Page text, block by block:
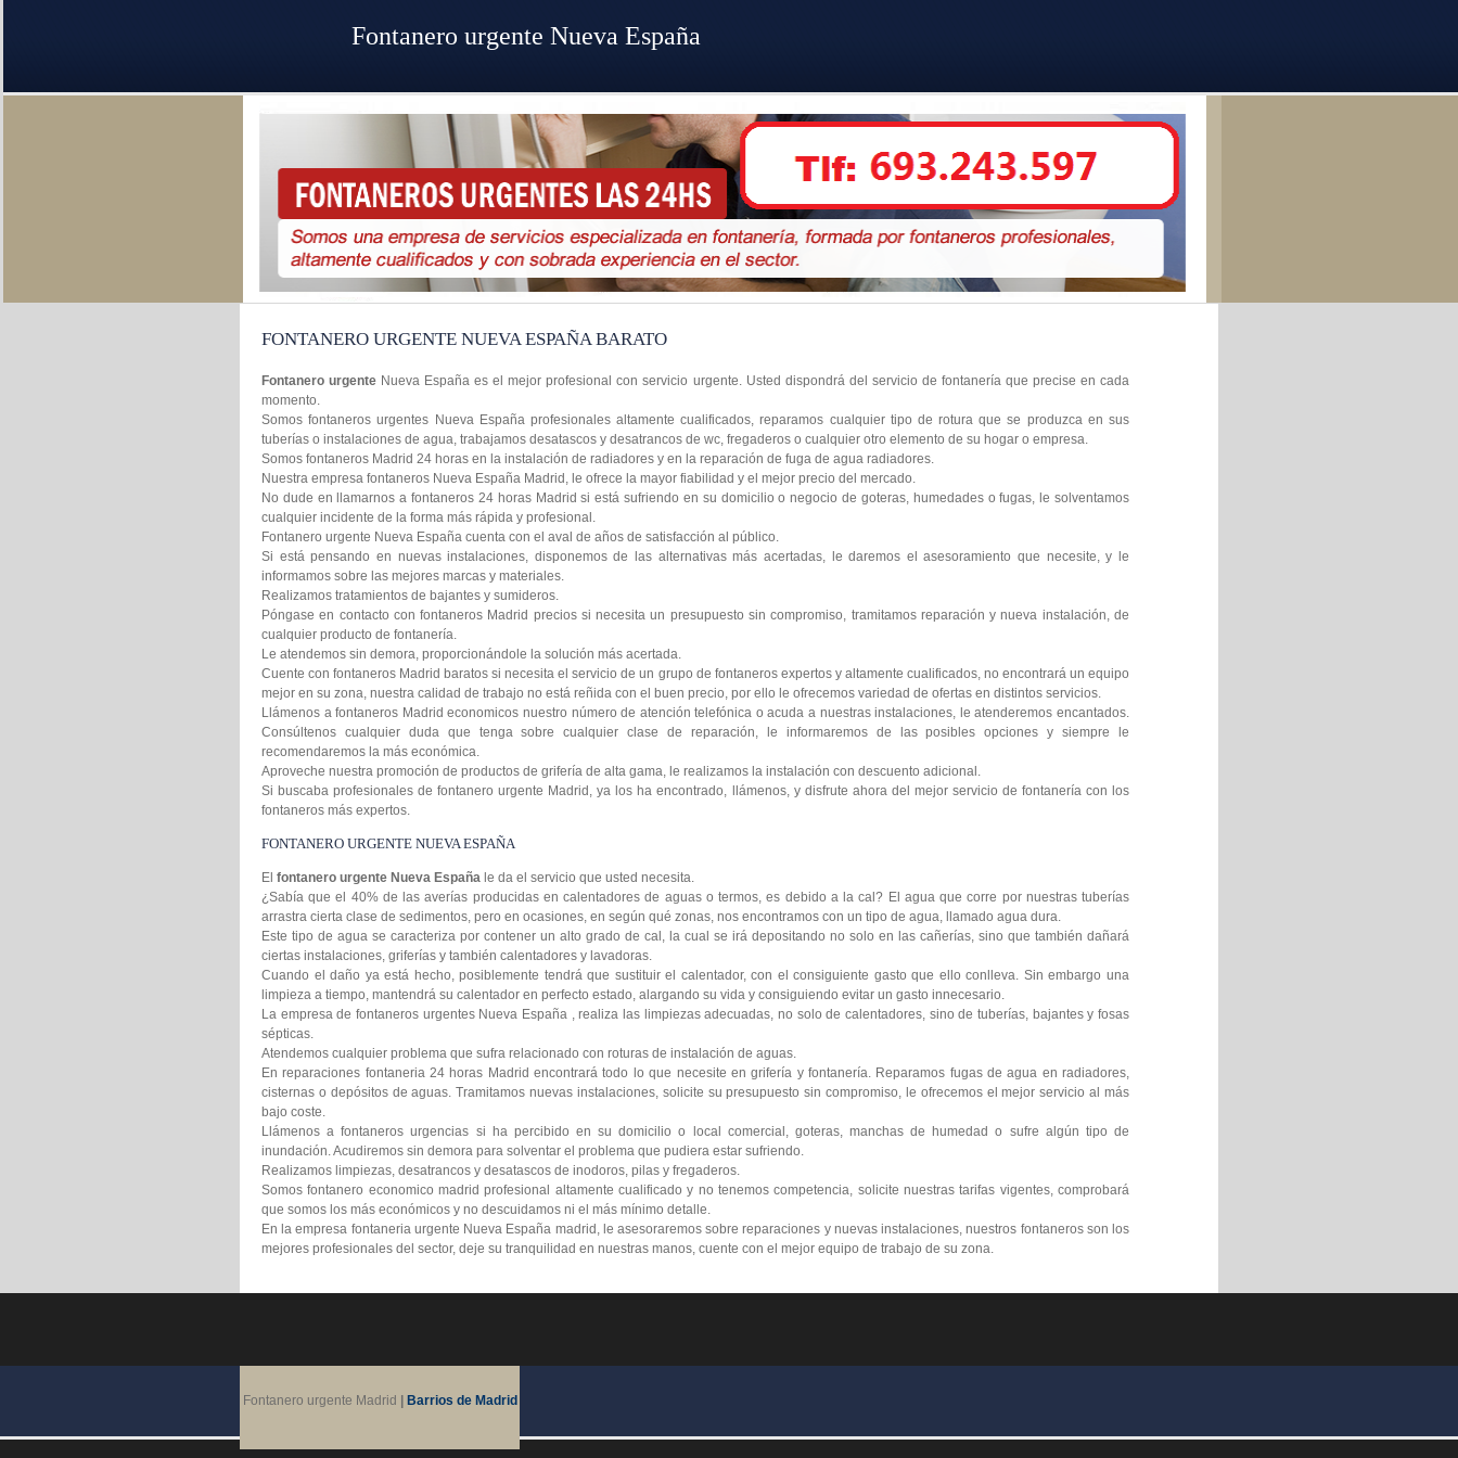
FONTANERO URGENTE NUEVA ESPAÑA BARATO
Fontanero urgente Nueva España es el mejor profesional con servicio urgente. Usted dispondrá del servicio de fontanería que precise en cada
momento.
Somos fontaneros urgentes Nueva España profesionales altamente cualificados, reparamos cualquier tipo de rotura que se produzca en sus
tuberías o instalaciones de agua, trabajamos desatascos y desatrancos de wc, fregaderos o cualquier otro elemento de su hogar o empresa.
Somos fontaneros Madrid 24 horas en la instalación de radiadores y en la reparación de fuga de agua radiadores.
Nuestra empresa fontaneros Nueva España Madrid, le ofrece la mayor fiabilidad y el mejor precio del mercado.
No dude en llamarnos a fontaneros 24 horas Madrid si está sufriendo en su domicilio o negocio de goteras, humedades o fugas, le solventamos
cualquier incidente de la forma más rápida y profesional.
Fontanero urgente Nueva España cuenta con el aval de años de satisfacción al público.
Si está pensando en nuevas instalaciones, disponemos de las alternativas más acertadas, le daremos el asesoramiento que necesite, y le
informamos sobre las mejores marcas y materiales.
Realizamos tratamientos de bajantes y sumideros.
Póngase en contacto con fontaneros Madrid precios si necesita un presupuesto sin compromiso, tramitamos reparación y nueva instalación, de
cualquier producto de fontanería.
Le atendemos sin demora, proporcionándole la solución más acertada.
Cuente con fontaneros Madrid baratos si necesita el servicio de un grupo de fontaneros expertos y altamente cualificados, no encontrará un equipo
mejor en su zona, nuestra calidad de trabajo no está reñida con el buen precio, por ello le ofrecemos variedad de ofertas en distintos servicios.
Llámenos a fontaneros Madrid economicos nuestro número de atención telefónica o acuda a nuestras instalaciones, le atenderemos encantados.
Consúltenos cualquier duda que tenga sobre cualquier clase de reparación, le informaremos de las posibles opciones y siempre le
recomendaremos la más económica.
Aproveche nuestra promoción de productos de grifería de alta gama, le realizamos la instalación con descuento adicional.
Si buscaba profesionales de fontanero urgente Madrid, ya los ha encontrado, llámenos, y disfrute ahora del mejor servicio de fontanería con los
fontaneros más expertos.
FONTANERO URGENTE NUEVA ESPAÑA
El fontanero urgente Nueva España le da el servicio que usted necesita.
¿Sabía que el 40% de las averías producidas en calentadores de aguas o termos, es debido a la cal? El agua que corre por nuestras tuberías
arrastra cierta clase de sedimentos, pero en ocasiones, en según qué zonas, nos encontramos con un tipo de agua, llamado agua dura.
Este tipo de agua se caracteriza por contener un alto grado de cal, la cual se irá depositando no solo en las cañerías, sino que también dañará
ciertas instalaciones, griferías y también calentadores y lavadoras.
Cuando el daño ya está hecho, posiblemente tendrá que sustituir el calentador, con el consiguiente gasto que ello conlleva. Sin embargo una
limpieza a tiempo, mantendrá su calentador en perfecto estado, alargando su vida y consiguiendo evitar un gasto innecesario.
La empresa de fontaneros urgentes Nueva España , realiza las limpiezas adecuadas, no solo de calentadores, sino de tuberías, bajantes y fosas
sépticas.
Atendemos cualquier problema que sufra relacionado con roturas de instalación de aguas.
En reparaciones fontaneria 24 horas Madrid encontrará todo lo que necesite en grifería y fontanería. Reparamos fugas de agua en radiadores,
cisternas o depósitos de aguas. Tramitamos nuevas instalaciones, solicite su presupuesto sin compromiso, le ofrecemos el mejor servicio al más
bajo coste.
Llámenos a fontaneros urgencias si ha percibido en su domicilio o local comercial, goteras, manchas de humedad o sufre algún tipo de
inundación. Acudiremos sin demora para solventar el problema que pudiera estar sufriendo.
Realizamos limpiezas, desatrancos y desatascos de inodoros, pilas y fregaderos.
Somos fontanero economico madrid profesional altamente cualificado y no tenemos competencia, solicite nuestras tarifas vigentes, comprobará
que somos los más económicos y no descuidamos ni el más mínimo detalle.
En la empresa fontaneria urgente Nueva España madrid, le asesoraremos sobre reparaciones y nuevas instalaciones, nuestros fontaneros son los
mejores profesionales del sector, deje su tranquilidad en nuestras manos, cuente con el mejor equipo de trabajo de su zona.
Fontanero urgente Madrid Barrios de Madrid
Fontanero urgente Nueva España